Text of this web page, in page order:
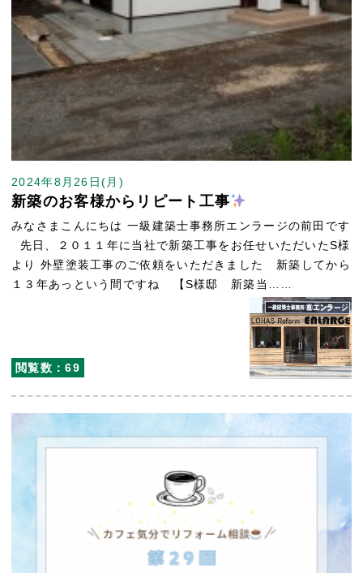
閲覧数：69
2024年8月26日(月)
新築のお客様からリピート工事
みなさまこんにちは 一級建築士事務所エンラージの前田です
先日、２０１１年に当社で新築工事をお任せいただいたS様
より 外壁塗装工事のご依頼をいただきました 新築してから
１３年あっという間ですね 【S様邸 新築当……